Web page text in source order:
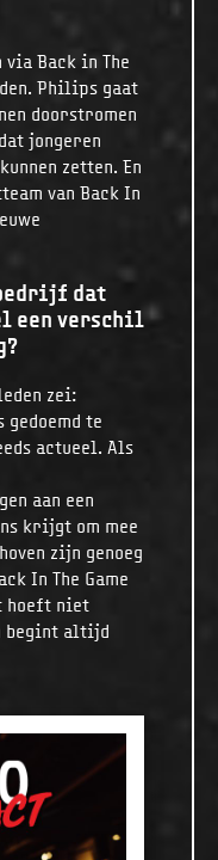
Back in The
Philips gaat
doorstromen
jongeren
zetten. En
van Back In
bedrijf dat
een verschil
zei:
gedoemd te
actueel. Als
aan een
krijgt om mee
zijn genoeg
In The Game
hoeft niet
begint altijd